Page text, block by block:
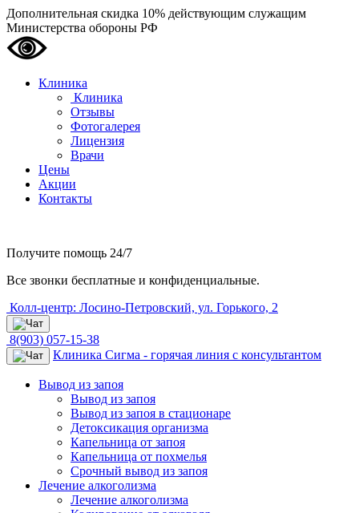
Дополнительная скидка 10% действующим служащим
Министерства обороны РФ
Клиника
Клиника
Отзывы
Фотогалерея
Лицензия
Врачи
Цены
Акции
Контакты
Получите помощь 24/7
Все звонки бесплатные и конфиденциальные.
Колл-центр: Лосино-Петровский, ул. Горького, 2
8(903) 057-15-38
Клиника Сигма - горячая линия с консультантом
Вывод из запоя
Вывод из запоя
Вывод из запоя в стационаре
Детоксикация организма
Капельница от запоя
Капельница от похмелья
Срочный вывод из запоя
Лечение алкоголизма
Лечение алкоголизма